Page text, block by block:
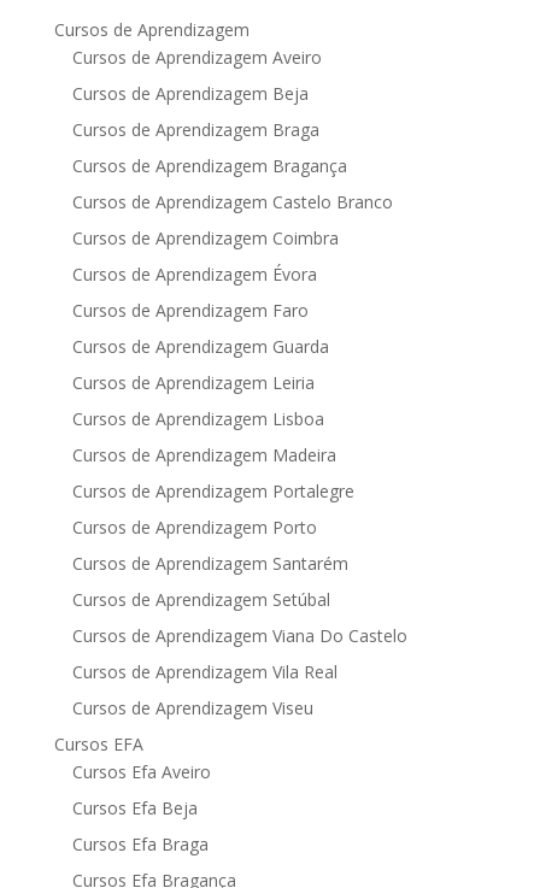
Cursos de Aprendizagem
Cursos de Aprendizagem Aveiro
Cursos de Aprendizagem Beja
Cursos de Aprendizagem Braga
Cursos de Aprendizagem Bragança
Cursos de Aprendizagem Castelo Branco
Cursos de Aprendizagem Coimbra
Cursos de Aprendizagem Évora
Cursos de Aprendizagem Faro
Cursos de Aprendizagem Guarda
Cursos de Aprendizagem Leiria
Cursos de Aprendizagem Lisboa
Cursos de Aprendizagem Madeira
Cursos de Aprendizagem Portalegre
Cursos de Aprendizagem Porto
Cursos de Aprendizagem Santarém
Cursos de Aprendizagem Setúbal
Cursos de Aprendizagem Viana Do Castelo
Cursos de Aprendizagem Vila Real
Cursos de Aprendizagem Viseu
Cursos EFA
Cursos Efa Aveiro
Cursos Efa Beja
Cursos Efa Braga
Cursos Efa Bragança